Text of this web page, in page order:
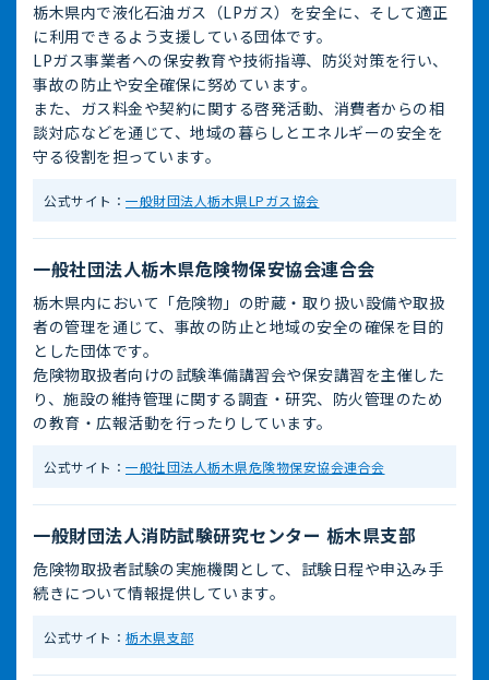
栃木県内で液化石油ガス（LPガス）を安全に、そして適正
に利用できるよう支援している団体です。
LPガス事業者への保安教育や技術指導、防災対策を行い、
事故の防止や安全確保に努めています。
また、ガス料金や契約に関する啓発活動、消費者からの相
談対応などを通じて、地域の暮らしとエネルギーの安全を
守る役割を担っています。
公式サイト： 一般財団法人栃木県LPガス協会
一般社団法人栃木県危険物保安協会連合会
栃木県内において「危険物」の貯蔵・取り扱い設備や取扱
者の管理を通じて、事故の防止と地域の安全の確保を目的
とした団体です。
危険物取扱者向けの試験準備講習会や保安講習を主催した
り、施設の維持管理に関する調査・研究、防火管理のため
の教育・広報活動を行ったりしています。
公式サイト： 一般社団法人栃木県危険物保安協会連合会
一般財団法人消防試験研究センター 栃木県支部
危険物取扱者試験の実施機関として、試験日程や申込み手
続きについて情報提供しています。
公式サイト： 栃木県支部